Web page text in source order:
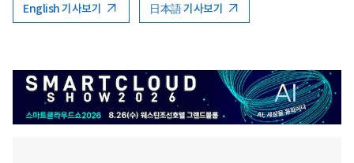
English 기사보기 日本語 기사보기